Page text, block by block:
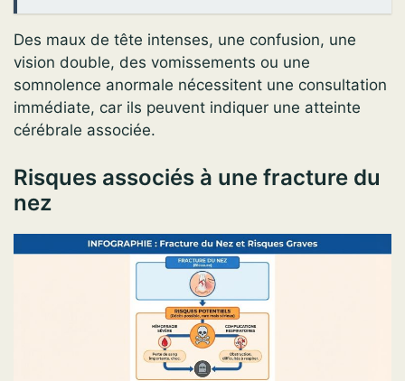
Des maux de tête intenses, une confusion, une
vision double, des vomissements ou une
somnolence anormale nécessitent une consultation
immédiate, car ils peuvent indiquer une atteinte
cérébrale associée.
Risques associés à une fracture du
nez